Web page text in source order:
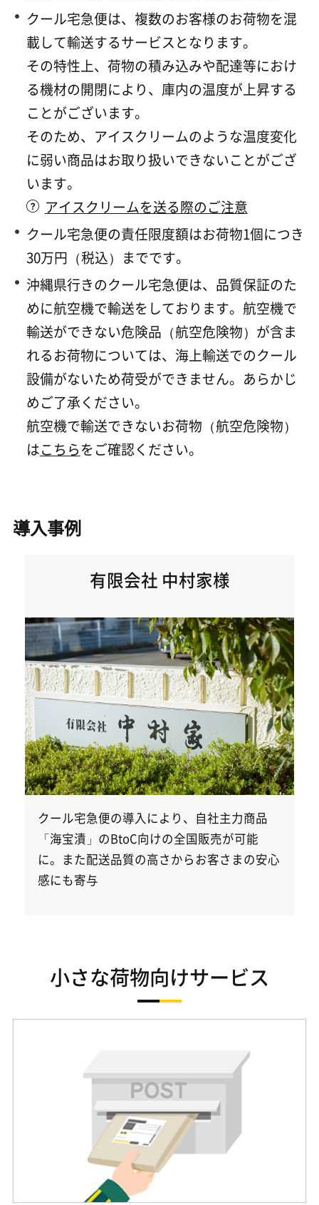
クール宅急便は、複数のお客様のお荷物を混
載して輸送するサービスとなります。
その特性上、荷物の積み込みや配達等におけ
る機材の開閉により、庫内の温度が上昇する
ことがございます。
そのため、アイスクリームのような温度変化
に弱い商品はお取り扱いできないことがござ
います。
アイスクリームを送る際のご注意
クール宅急便の責任限度額はお荷物1個につき
30万円（税込）までです。
沖縄県行きのクール宅急便は、品質保証のた
めに航空機で輸送をしております。航空機で
輸送ができない危険品（航空危険物）が含ま
れるお荷物については、海上輸送でのクール
設備がないため荷受ができません。あらかじ
めご了承ください。
航空機で輸送できないお荷物（航空危険物）
はこちらをご確認ください。
導入事例
有限会社 中村家様
クール宅急便の導入により、自社主力商品
「海宝漬」のBtoC向けの全国販売が可能
に。また配送品質の高さからお客さまの安心
感にも寄与
小さな荷物向けサービス